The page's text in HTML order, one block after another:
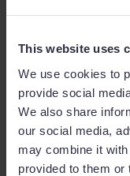
This website uses
We use cookies to
provide social
We also share
our social media,
may combine it
provided to them or
"Hemos
protegidas y
económicos un
Management
Leo